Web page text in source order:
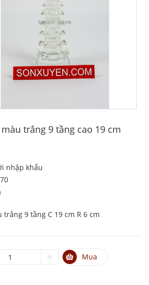
trắng 9 tầng cao 19 cm
nhập khẩu
trắng 9 tầng C 19 cm R 6 cm
Mua